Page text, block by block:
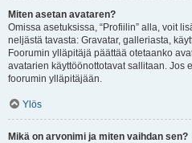
Miten asetan avataren?
Omissa asetuksissa, “Profiilin” alla, voit
neljästä tavasta: Gravatar, galleriasta,
Foorumin ylläpitäjä päättää otetaanko
avatarien käyttöönottotavat sallitaan. Jos
foorumin ylläpitäjään.
Ylös
Mikä on arvonimi ja miten vaihdan sen?